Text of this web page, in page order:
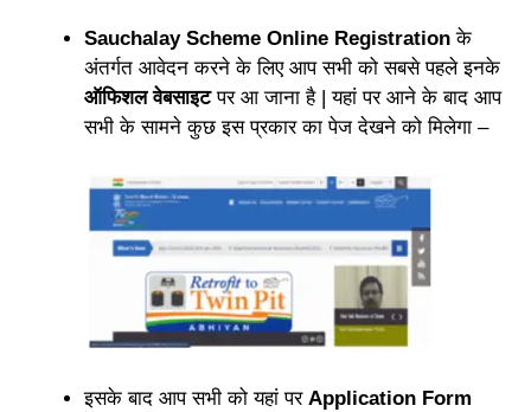
Sauchalay Scheme Online Registrationके
अंतर्गत आवेदन करने के लिए आप सभी को सबसे पहले इनके
ऑफिशल वेबसाइट पर आ जाना है | यहां पर आने के बाद आप
सभी के सामने कुछ इस प्रकार का पेज देखने को मिलेगा –
इसके बाद आप सभी को यहां पर Application Form